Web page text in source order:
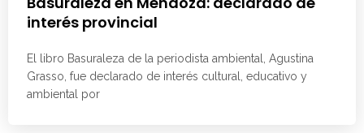
interés provincial
El libro Basuraleza de la periodista ambiental, Agustina
Grasso, fue declarado de interés cultural, educativo y
ambiental por